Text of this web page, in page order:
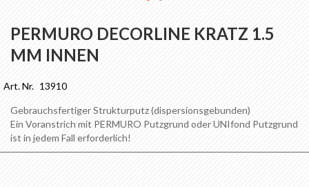
PERMURO DECORLINE KRATZ 1.5
MM INNEN
Art. Nr. 13910
Anfang
der
Bildgalerie
Gebrauchsfertiger Strukturputz (dispersionsgebunden)
Ein Voranstrich mit PERMURO Putzgrund oder UNIfond Putzgrund
ist in jedem Fall erforderlich!